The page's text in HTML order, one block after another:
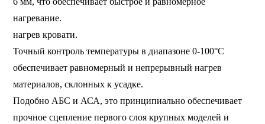
нагревание.
нагрев кровати.
Точный контроль температуры в диапазоне 0-100°C
обеспечивает равномерный и непрерывный нагрев
материалов, склонных к усадке.
Подобно АБС и АСА, это принципиально обеспечивает
прочное сцепление первого слоя крупных моделей и